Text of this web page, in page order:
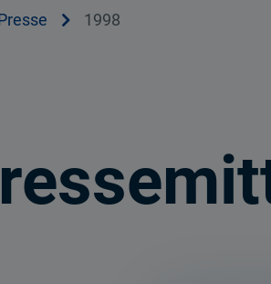
1998